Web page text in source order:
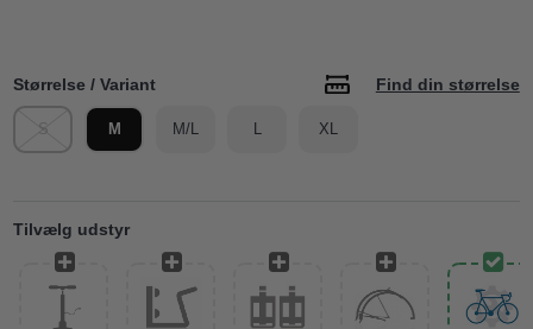
Størrelse / Variant Find din størrelse
S M M/L L XL
Tilvælg udstyr